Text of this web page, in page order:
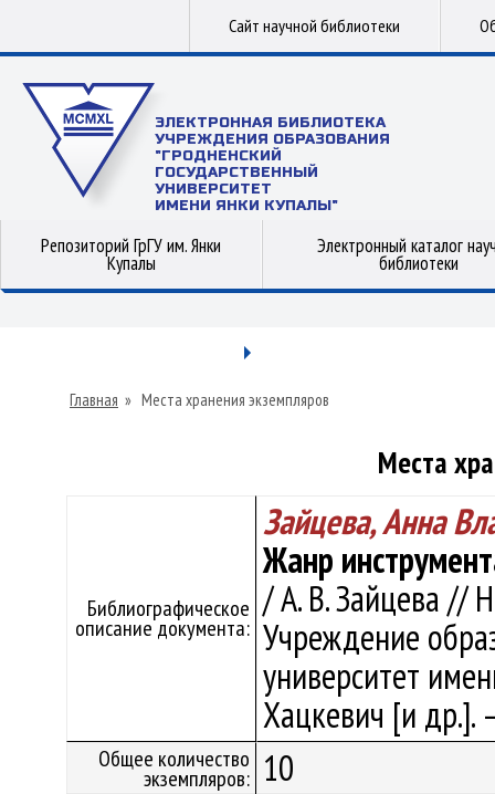
Сайт научной библиотеки
ЭЛЕКТРОННАЯ БИБЛИОТЕКА
УЧРЕЖДЕНИЯ ОБРАЗОВАНИЯ
"ГРОДНЕНСКИЙ
ГОСУДАРСТВЕННЫЙ
УНИВЕРСИТЕТ
ИМЕНИ ЯНКИ КУПАЛЫ"
Репозиторий ГрГУ им. Янки
Купалы
Электронный каталог
библиотеки
Главная » Места хранения экземпляров
Места
Библиографическое
описание документа:
Зайцева, Анна
Жанр
/ А. В. Зайцева //
Учреждение
университет
Хацкевич [и др.].
Общее количество
экземпляров: 10